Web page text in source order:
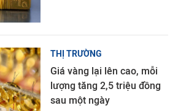
THỊ TRƯỜNG
Giá vàng lại lên cao, mỗi
lượng tăng 2,5 triệu đồng
sau một ngày